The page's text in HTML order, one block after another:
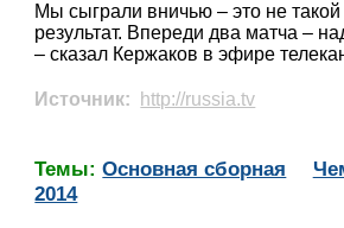
Мы сыграли вничью – это не такой
результат. Впереди два матча –
– сказал Кержаков в эфире
Источник: http://russia.tv
Темы:Основная сборная
2014